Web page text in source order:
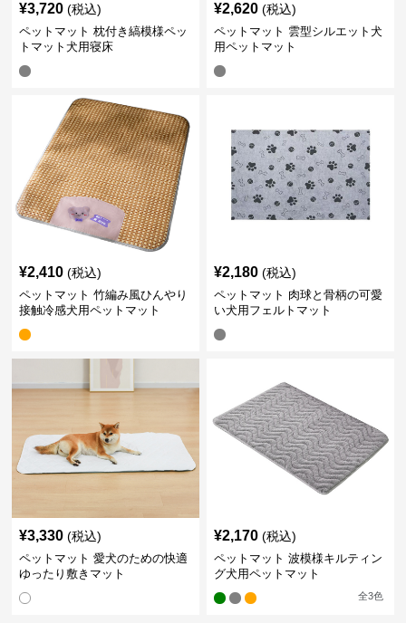
¥3,720 (税込)
ペットマット 枕付き縞模様ペッ
トマット犬用寝床
¥2,620 (税込)
ペットマット 雲型シルエット犬
用ペットマット
¥2,410 (税込)
ペットマット 竹編み風ひんやり
接触冷感犬用ペットマット
¥2,180 (税込)
ペットマット 肉球と骨柄の可愛
い犬用フェルトマット
¥3,330 (税込)
ペットマット 愛犬のための快適
ゆったり敷きマット
¥2,170 (税込)
ペットマット 波模様キルティン
グ犬用ペットマット
全3色